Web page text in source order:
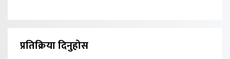
प्रतिक्रिया दिनुहोस